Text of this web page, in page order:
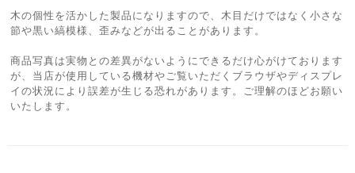
木の個性を活かした製品になりますので、木目だけではなく小さな
節や黒い縞模様、歪みなどが出ることがあります。
商品写真は実物との差異がないようにできるだけ心がけております
が、当店が使用している機材やご覧いただくブラウザやディスプレ
イの状況により誤差が生じる恐れがあります。ご理解のほどお願い
いたします。